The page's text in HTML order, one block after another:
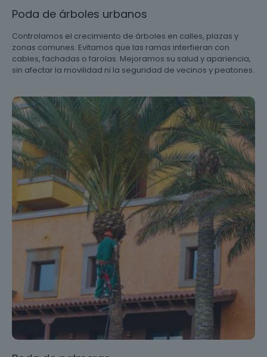
Poda de árboles urbanos
Controlamos el crecimiento de árboles en calles, plazas y
zonas comunes. Evitamos que las ramas interfieran con
cables, fachadas o farolas. Mejoramos su salud y apariencia,
sin afectar la movilidad ni la seguridad de vecinos y peatones.